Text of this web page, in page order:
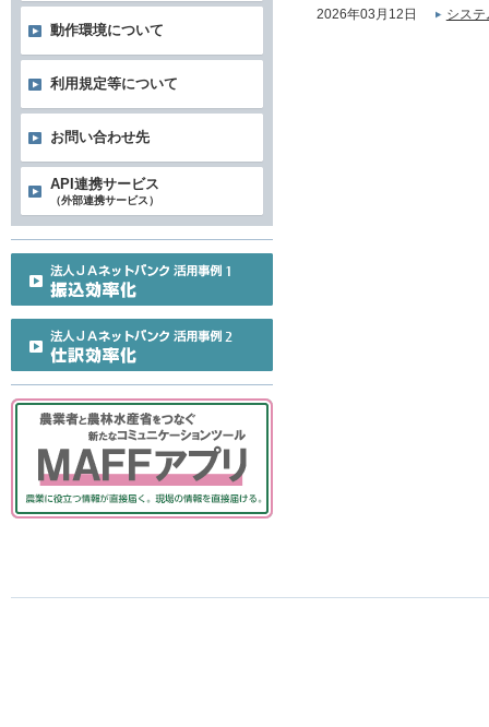
2026年03月12日 シス
動作環境について
利用規定等について
お問い合わせ先
API連携サービス
（外部連携サービス）